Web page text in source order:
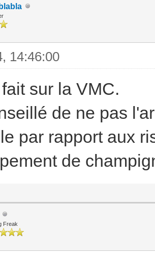
14:46:00
sur la VMC.
de ne pas
par rapport aux
de
Freak